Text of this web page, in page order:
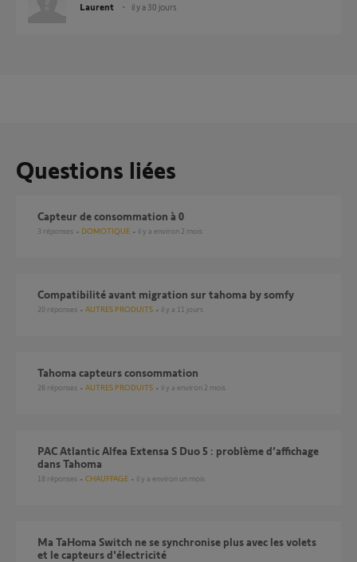
Laurent il y a 30 jours
Questions liées
Capteur de consommation à 0
3 réponses DOMOTIQUE il y a environ 2 mois
compatibilité avant migration sur tahoma by somfy
20 réponses AUTRES PRODUITS il y a 11 jours
Tahoma capteurs consommation
28 réponses AUTRES PRODUITS il y a environ 2 mois
PAC Atlantic Alfea Extensa S Duo 5 : problème d’affichage
dans Tahoma
18 réponses CHAUFFAGE il y a environ un mois
Ma TaHoma Switch ne se synchronise plus avec les volets
et le capteurs d'électricité